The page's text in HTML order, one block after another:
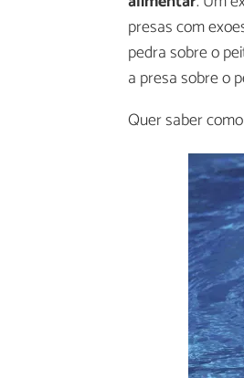
presas com
pedra sobre o
a presa sobre o
Quer saber